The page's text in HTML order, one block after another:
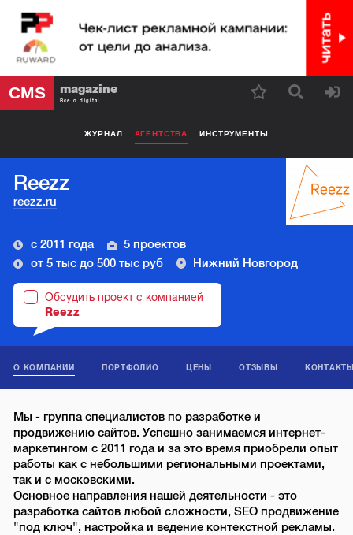
CMS magazine
Все о digital
ЖУРНАЛ АГЕНТСТВА ИНСТРУМЕНТЫ
Reezz
reezz.ru
с 2011 года
5 проектов
от 5 тыс до 500 тыс руб
Нижний Новгород
Обсудить проект с компанией
Reezz
О КОМПАНИИ ПОРТФОЛИО ЦЕНЫ ОТЗЫВЫ
Мы - группа специалистов по разработке и
продвижению сайтов. Успешно занимаемся интернет-
маркетингом с 2011 года и за это время приобрели опыт
работы как с небольшими региональными проектами,
так и с московскими.
Основное направления нашей деятельности - это
разработка сайтов любой сложности, SEO продвижение
"под ключ", настройка и ведение контекстной рекламы.